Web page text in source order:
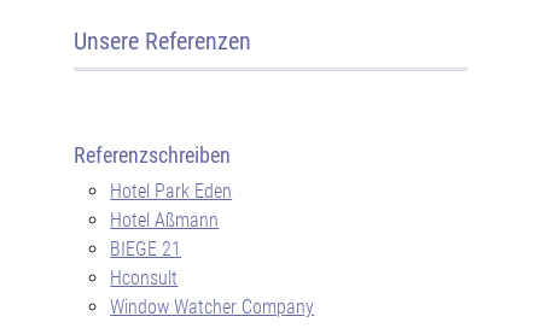
Unsere Referenzen
Referenzschreiben
Hotel Park Eden
Hotel Aßmann
BIEGE 21
Hconsult
Window Watcher Company